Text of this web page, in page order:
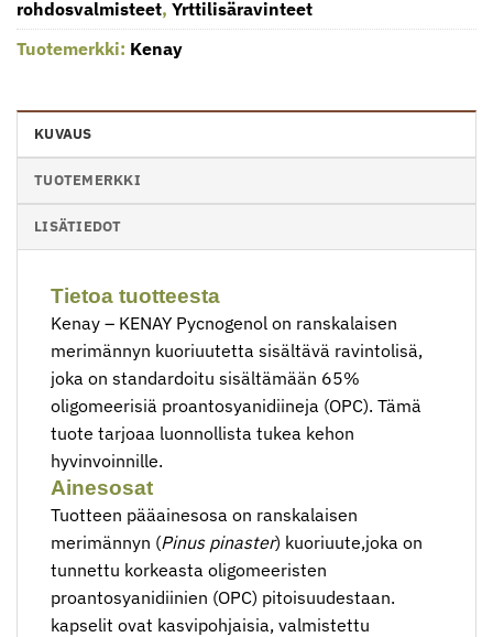
rohdosvalmisteet, Yrttilisäravinteet
Tuotemerkki: Kenay
KUVAUS
TUOTEMERKKI
LISÄTIEDOT
Tietoa tuotteesta
Kenay – KENAY Pycnogenol on ranskalaisen
merimännyn kuoriuutetta sisältävä ravintolisä,
joka on standardoitu sisältämään 65%
oligomeerisiä proantosyanidiineja (OPC). Tämä
tuote tarjoaa luonnollista tukea kehon
hyvinvoinnille.
Ainesosat
Tuotteen pääainesosa on ranskalaisen
merimännyn (Pinus pinaster) kuoriuute,joka on
tunnettu korkeasta oligomeeristen
proantosyanidiinien (OPC) pitoisuudestaan.
kapselit ovat kasvipohjaisia, valmistettu